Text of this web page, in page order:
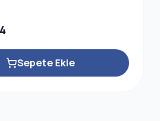
Sepete Ekle